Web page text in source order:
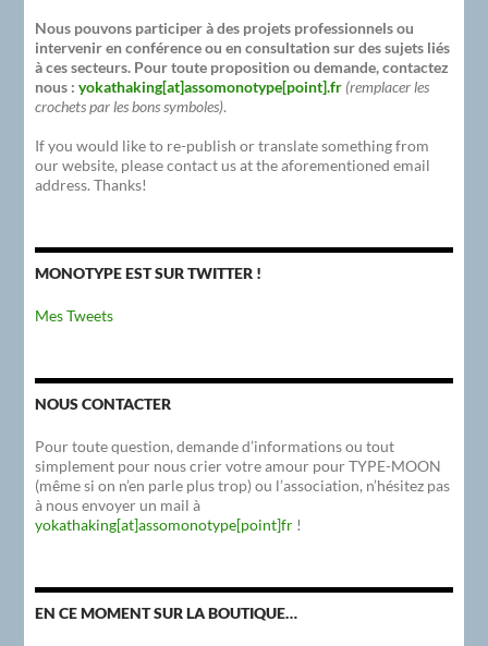
Nous pouvons participer à des projets professionnels ou
intervenir en conférence ou en consultation sur des sujets liés
à ces secteurs. Pour toute proposition ou demande, contactez
nous :yokathaking[at]assomonotype[point].fr (remplacer les
crochets par les bons symboles).
If you would like to re-publish or translate something from
our website, please contact us at the aforementioned email
address. Thanks!
MONOTYPE EST SUR TWITTER !
Mes Tweets
NOUS CONTACTER
Pour toute question, demande d’informations ou tout
simplement pour nous crier votre amour pour TYPE-MOON
(même si on n’en parle plus trop) ou l’association, n’hésitez pas
à nous envoyer un mail à
yokathaking[at]assomonotype[point]fr !
EN CE MOMENT SUR LA BOUTIQUE…